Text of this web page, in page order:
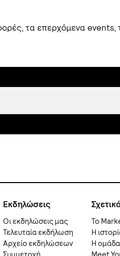
τα επερχόμενα events,
Εκδηλώσεις
Οι εκδηλώσεις μας
Τελευταία εκδήλωση
Αρχείο εκδηλώσεων
Το
Η
Η